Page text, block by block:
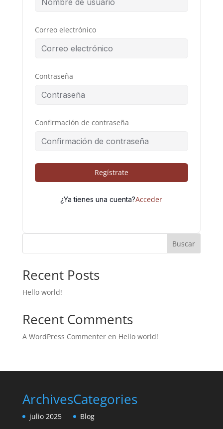
Correo electrónico
Contraseña
Confirmación de contraseña
Regístrate
¿Ya tienes una cuenta?Acceder
Buscar
Recent Posts
Hello world!
Recent Comments
A WordPress Commenteren Hello world!
Archives
julio 2025
Categories
Blog